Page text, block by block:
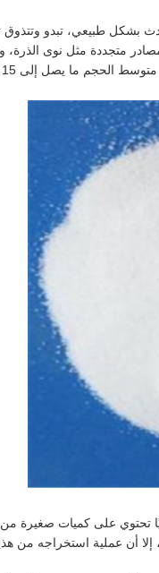
بشكل طبيعي، تبدو وتتذوق
متجددة مثل نوى الذرة،
على كميات صغيرة من
إلا أن عملية استخراجه من